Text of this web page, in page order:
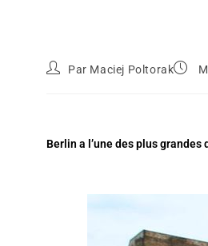
Par Maciej Poltorak
Berlin a l’une des plus